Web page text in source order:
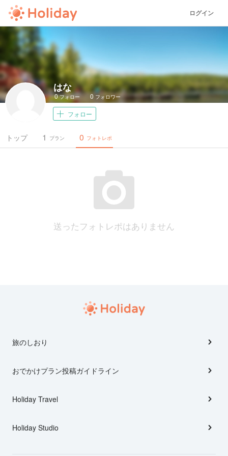
ログイン
はな
0フォロー 0 フォロワー
フォロー
トップ プラン
1 フォトレポ
0
送ったフォトレポはありません
旅のしおり
おでかけプラン投稿ガイドライン
Holiday Travel
Holiday Studio